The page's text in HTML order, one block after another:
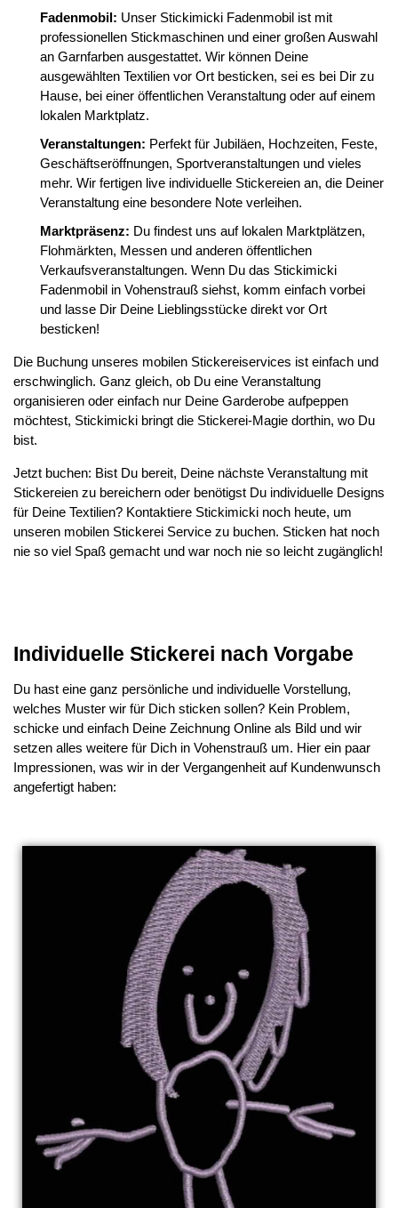
Fadenmobil: Unser Stickimicki Fadenmobil ist mit
professionellen Stickmaschinen und einer großen Auswahl
an Garnfarben ausgestattet. Wir können Deine
ausgewählten Textilien vor Ort besticken, sei es bei Dir zu
Hause, bei einer öffentlichen Veranstaltung oder auf einem
lokalen Marktplatz.
Veranstaltungen: Perfekt für Jubiläen, Hochzeiten, Feste,
Geschäftseröffnungen, Sportveranstaltungen und vieles
mehr. Wir fertigen live individuelle Stickereien an, die Deiner
Veranstaltung eine besondere Note verleihen.
Marktpräsenz: Du findest uns auf lokalen Marktplätzen,
Flohmärkten, Messen und anderen öffentlichen
Verkaufsveranstaltungen. Wenn Du das Stickimicki
Fadenmobil in Vohenstrauß siehst, komm einfach vorbei
und lasse Dir Deine Lieblingsstücke direkt vor Ort
besticken!
Die Buchung unseres mobilen Stickereiservices ist einfach und
erschwinglich. Ganz gleich, ob Du eine Veranstaltung
organisieren oder einfach nur Deine Garderobe aufpeppen
möchtest, Stickimicki bringt die Stickerei-Magie dorthin, wo Du
bist.
Jetzt buchen: Bist Du bereit, Deine nächste Veranstaltung mit
Stickereien zu bereichern oder benötigst Du individuelle Designs
für Deine Textilien? Kontaktiere Stickimicki noch heute, um
unseren mobilen Stickerei Service zu buchen. Sticken hat noch
nie so viel Spaß gemacht und war noch nie so leicht zugänglich!
Individuelle Stickerei nach Vorgabe
Du hast eine ganz persönliche und individuelle Vorstellung,
welches Muster wir für Dich sticken sollen? Kein Problem,
schicke und einfach Deine Zeichnung Online als Bild und wir
setzen alles weitere für Dich in Vohenstrauß um. Hier ein paar
Impressionen, was wir in der Vergangenheit auf Kundenwunsch
angefertigt haben: